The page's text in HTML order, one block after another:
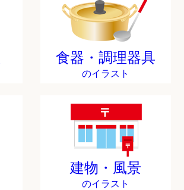
食器・調理器具
のイラスト
建物・風景
のイラスト